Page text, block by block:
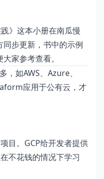
》这本小册在南瓜慢
同步更新，书中的示例
家参考查看。
如AWS、Azure、
应用于公有云，才
目。GCP给开发者提供
不花钱的情况下学习